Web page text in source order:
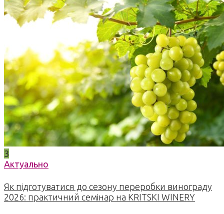
3
Актуально
Як підготуватися до сезону переробки винограду
2026: практичний семінар на KRITSKI WINERY